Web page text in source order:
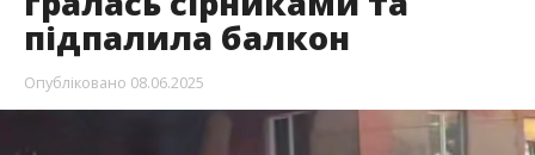
підпалила балкон
Опубліковано 08.06.2025